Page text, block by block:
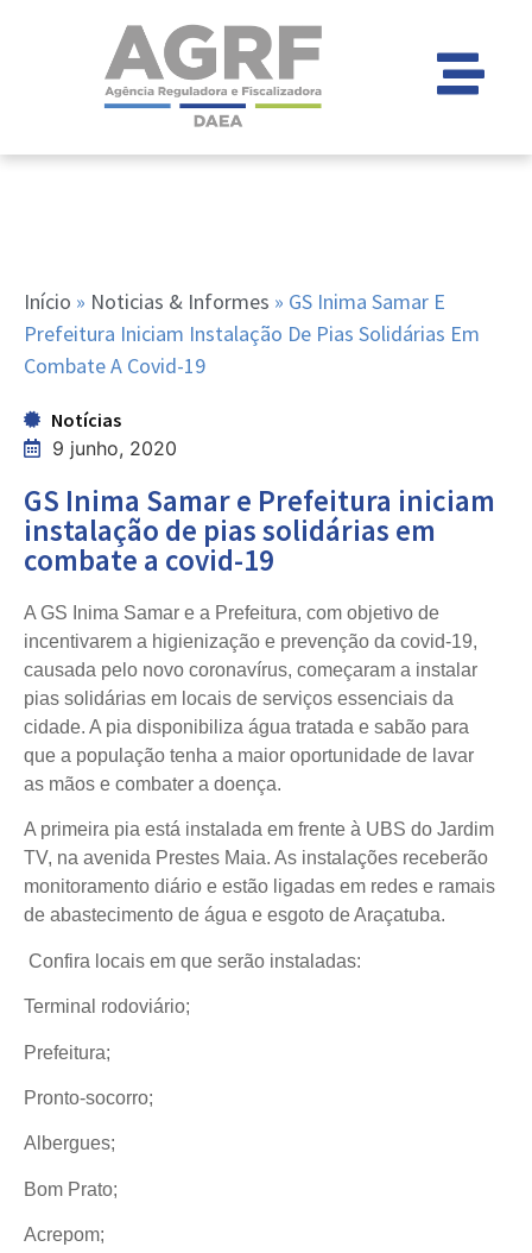
Início » Noticias & Informes » GS Inima Samar E
Prefeitura Iniciam Instalação De Pias Solidárias Em
Combate A Covid-19
Notícias
9 junho, 2020
GS Inima Samar e Prefeitura iniciam
instalação de pias solidárias em
combate a covid-19
A GS Inima Samar e a Prefeitura, com objetivo de
incentivarem a higienização e prevenção da covid-19,
causada pelo novo coronavírus, começaram a instalar
pias solidárias em locais de serviços essenciais da
cidade. A pia disponibiliza água tratada e sabão para
que a população tenha a maior oportunidade de lavar
as mãos e combater a doença.
A primeira pia está instalada em frente à UBS do Jardim
TV, na avenida Prestes Maia. As instalações receberão
monitoramento diário e estão ligadas em redes e ramais
de abastecimento de água e esgoto de Araçatuba.
Confira locais em que serão instaladas:
Terminal rodoviário;
Prefeitura;
Pronto-socorro;
Albergues;
Bom Prato;
Acrepom;